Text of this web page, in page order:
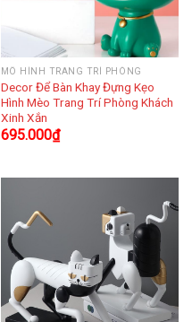
MÔ HÌNH TRANG TRÍ PHÒNG
Decor Để Bàn Khay Đựng Kẹo
Hình Mèo Trang Trí Phòng Khách
Xinh Xắn
695.000₫